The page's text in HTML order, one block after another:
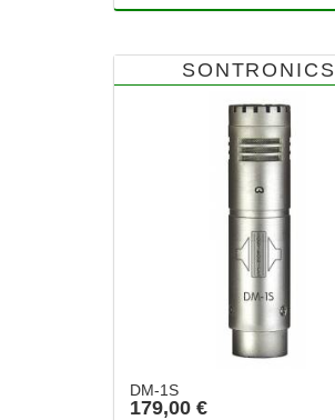
SONTRONICS
DM-1S
179,00 €